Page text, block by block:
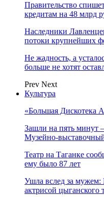
Правительство
кредитам на 48 млрд
Наследники
потоки крупнейших
Не жадность, а
больше не хотят
Prev Next
Культура
«Большая Дискотека
Зашли на пять минут
Музейно-
Театр на Таганке
ему было 87 лет
Ушла вслед за мужем:
актрисой цыганского